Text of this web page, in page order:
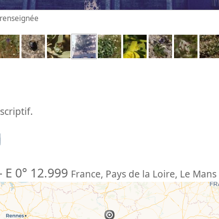
E 0° 12.999 France, Pays de la Loire, Le Mans